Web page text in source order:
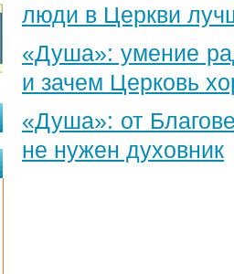
люди в Церкви
«Душа»: умение
и зачем Церковь
«Душа»: от
не нужен духовник